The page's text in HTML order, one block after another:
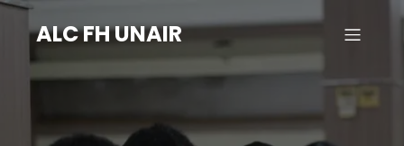
ALC FH UNAIR